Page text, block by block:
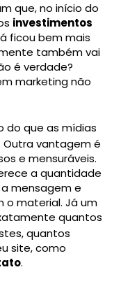
que, no início do
investimentos
ficou bem mais
também vai
é verdade?
marketing não
do que as mídias
Outra vantagem é
e mensuráveis.
a quantidade
mensagem e
o material. Já um
quantos
quantos
site, como
.